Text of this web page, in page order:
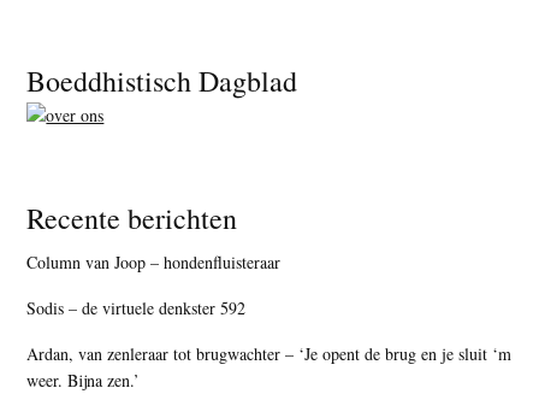
Footer
Boeddhistisch Dagblad
Recente berichten
Column van Joop – hondenfluisteraar
Sodis – de virtuele denkster 592
Ardan, van zenleraar tot brugwachter – ‘Je opent de brug en je sluit ‘m
weer. Bijna zen.’